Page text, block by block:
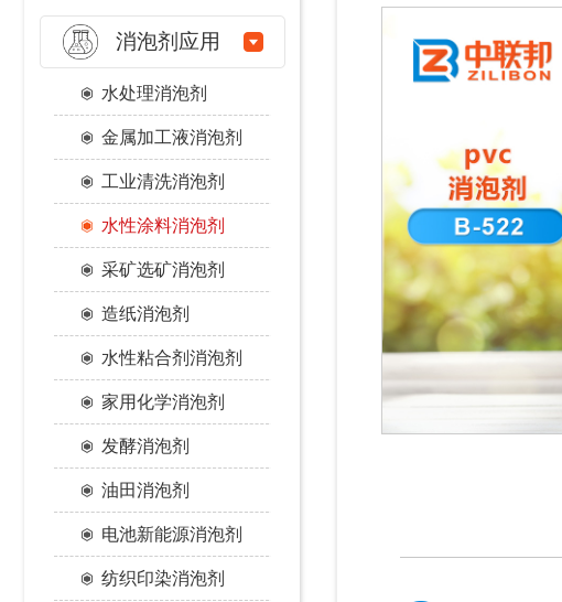
消泡剂应用
水处理消泡剂
金属加工液消泡剂
工业清洗消泡剂
水性涂料消泡剂
采矿选矿消泡剂
造纸消泡剂
水性粘合剂消泡剂
家用化学消泡剂
发酵消泡剂
油田消泡剂
电池新能源消泡剂
纺织印染消泡剂